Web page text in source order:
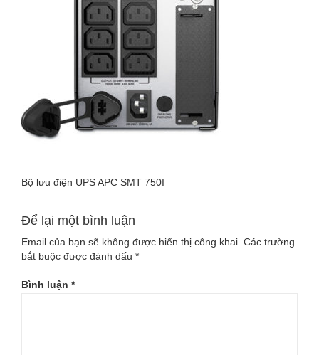
Bộ lưu điện UPS APC SMT 750I
Để lại một bình luận
Email của bạn sẽ không được hiển thị công khai. Các trường
bắt buộc được đánh dấu *
Bình luận *